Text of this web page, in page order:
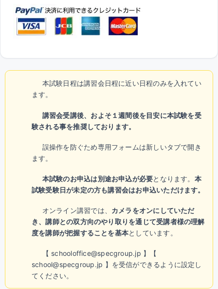
本試験日程は講習会日程に近い日程のみを入れてい
ます。
講習会受講後、およそ１週間後を目安に本試験を受
験される事を推奨しております。
誤操作を防ぐため専用フォームは新しいタブで開き
ます。
本試験のお申込は別途お申込が必要となります。 本
試験受験日が未定の方も講習会はお申込いただけます。
オンライン講習では、 カメラをオンにしていただ
き、講師との双方向のやり取りを通じて受講者様の理解
度を講師が把握することを基本としています。
【 schooloffice@specgroup.jp 】【
school@specgroup.jp 】を受信ができるように設定し
てください。